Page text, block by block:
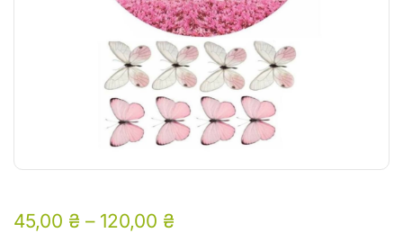
45,00 ₴ – 120,00 ₴